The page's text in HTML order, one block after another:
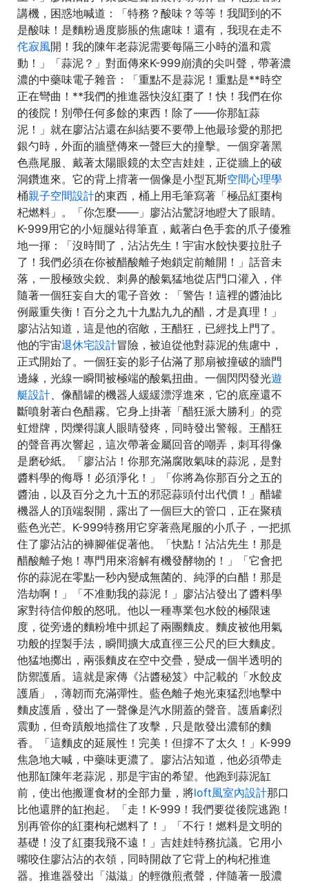
講機，困惑地喊道：「特務？酸味？等等！我聞到的不
是酸味！是麵粉過度膨脹的焦慮味！還有，我現在走不
侘寂風開！我的陳年老蒜泥需要每隔三小時的溫和震
動！」「蒜泥？」對面傳來K-999崩潰的尖叫聲，帶著濃
濃的中藥味電子雜音：「重點不是蒜泥！重點是**時空
正在彎曲！**我們的推進器快沒紅棗了！快！我們在你
的後院！別帶任何多餘的東西！除了——你那缸蒜
泥！」就在廖沾沾還在糾結要不要帶上他最珍愛的那把
銀勺時，外面的牆壁傳來一聲巨大的撞擊。一個穿著黑
色燕尾服、戴著太陽眼鏡的太空吉娃娃，正從牆上的破
洞鑽進來。它的背上揹著一個像是小型瓦斯空間心理學
桶親子空間設計的東西，桶上用毛筆寫著「極品紅棗枸
杞燃料」。「你怎麼——」廖沾沾驚訝地瞪大了眼睛。
K-999用它的小短腿站得筆直，戴著白色手套的爪子優雅
地一揮：「沒時間了，沾沾先生！宇宙水餃快要拉肚子
了！我們必須在你被醋酸離子炮鎖定前離開！」話音未
落，一股極致尖銳、刺鼻的酸氣猛地從店門口灌入，伴
隨著一個狂妄自大的電子音效：「警告！這裡的醬油比
例嚴重失衡！百分之九十九點九九的醋，才是真理！」
廖沾沾知道，這是他的宿敵，王醋狂，已經找上門了。
他的宇宙退休宅設計冒險，被迫從他對蒜泥的焦慮中，
正式開始了。一個狂妄的影子佔滿了那扇被撞破的牆門
邊緣，光線一瞬間被極端的酸氣扭曲。一個閃閃發光遊
艇設計、像醋罐的機器人緩緩漂浮進來，它的底座還不
斷噴射著白色醋霧。它身上掛著「醋狂派大勝利」的霓
虹燈牌，閃爍得讓人眼睛發疼，同時發出警報。王醋狂
的聲音再次響起，這次帶著金屬回音的嘲弄，刺耳得像
是磨砂紙。「廖沾沾！你那充滿腐敗氣味的蒜泥，是對
醬料學的侮辱！必須淨化！」「你將為你那百分之五的
醬油，以及百分之九十五的邪惡蒜頭付出代價！」醋罐
機器人的頂端裂開，露出了一個巨大的管口，正在聚積
藍色光芒。K-999特務用它穿著燕尾服的小爪子，一把抓
住了廖沾沾的褲腳催促著他。「快點！沾沾先生！那是
醋酸離子炮！專門用來溶解有機發酵物的！」「它會把
你的蒜泥在零點一秒內變成無菌的、純淨的白醋！那是
浩劫啊！」「不准動我的蒜泥！」廖沾沾發出了醬料學
家對待信仰般的怒吼。他以一種專業包水餃的極限速
度，從旁邊的麵粉堆中抓起了兩團麵皮。麵皮被他用氣
功般的捏製手法，瞬間擴大成直徑三公尺的巨大麵皮。
他猛地擲出，兩張麵皮在空中交疊，變成一個半透明的
防禦護盾。這就是家傳《沾醬秘笈》中記載的「水餃皮
護盾」，薄韌而充滿彈性。藍色離子炮光束猛烈地擊中
麵皮護盾，發出了一聲像是汽水開蓋的聲音。護盾劇烈
震動，但奇蹟般地擋住了攻擊，只是散發出濃郁的麵
香。「這麵皮的延展性！完美！但撐不了太久！」K-999
焦急地大喊，中藥味更濃了。廖沾沾知道，他必須帶走
他那缸陳年老蒜泥，那是宇宙的希望。他跑到蒜泥缸
前，使出他搬運食材的全部力量，將loft風室內設計那口
比他還胖的缸抱起。「走！K-999！我們要從後院逃跑！
別再管你的紅棗枸杞燃料了！」「不行！燃料是文明的
基礎！沒了紅棗我飛不遠！」吉娃娃特務抗議。它用小
嘴咬住廖沾沾的衣領，同時開啟了它背上的枸杞推進
器。推進器發出「滋滋」的輕微煎煮聲，伴隨著一股濃